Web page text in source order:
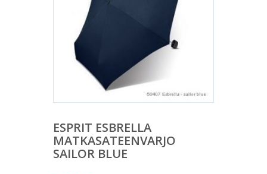
ESPRIT ESBRELLA
MATKASATEENVARJO
SAILOR BLUE